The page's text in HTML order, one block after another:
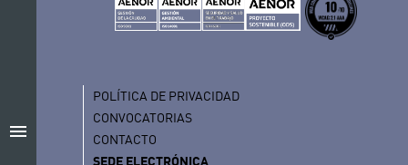
menu
POLÍTICA DE PRIVACIDAD
CONVOCATORIAS
CONTACTO
SEDE ELECTRÓNICA